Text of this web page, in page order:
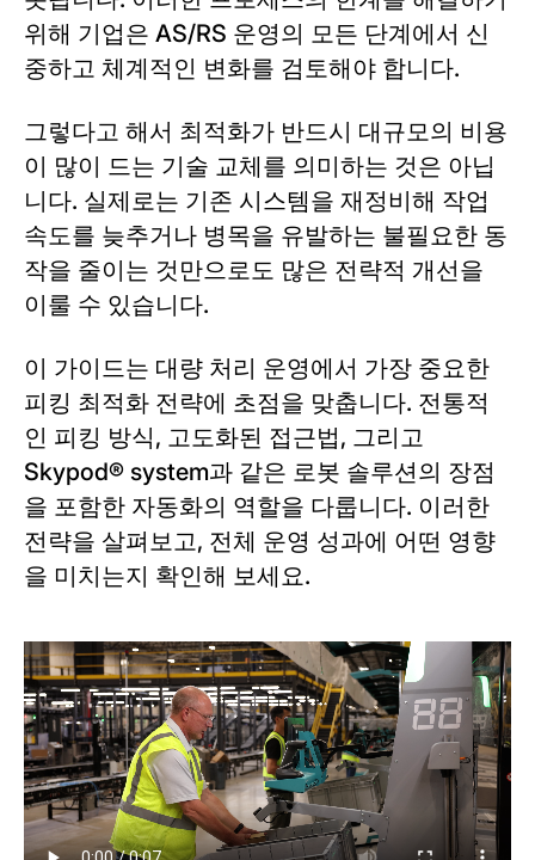
위해 기업은 AS/RS 운영의 모든 단계에서 신
중하고 체계적인 변화를 검토해야 합니다.
그렇다고 해서 최적화가 반드시 대규모의 비용
이 많이 드는 기술 교체를 의미하는 것은 아닙
니다. 실제로는 기존 시스템을 재정비해 작업
속도를 늦추거나 병목을 유발하는 불필요한 동
작을 줄이는 것만으로도 많은 전략적 개선을
이룰 수 있습니다.
이 가이드는 대량 처리 운영에서 가장 중요한
피킹 최적화 전략에 초점을 맞춥니다. 전통적
인 피킹 방식, 고도화된 접근법, 그리고
Skypod® system과 같은 로봇 솔루션의 장점
을 포함한 자동화의 역할을 다룹니다. 이러한
전략을 살펴보고, 전체 운영 성과에 어떤 영향
을 미치는지 확인해 보세요.